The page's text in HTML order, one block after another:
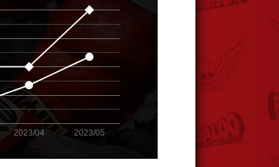
2023/04 2023/05